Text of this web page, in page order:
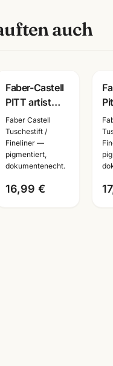
auch
Faber-Castell
PITT artist
pen 6er Set
schwarz ·
Tuschestifte
dokumentenecht
Faber Castell
Tuschestift /
Fineliner —
pigmentiert,
dokumentenecht.
16,99 €
6-